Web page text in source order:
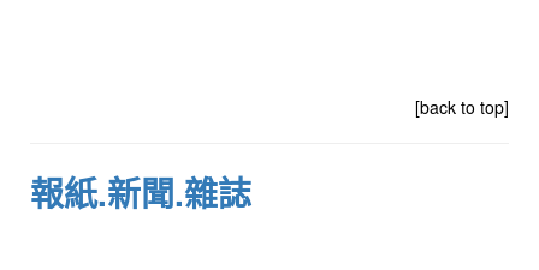
[back to top]
報紙.新聞.雜誌